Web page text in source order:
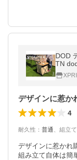
DOD
TN
4
耐久性 ： 普通、 組立
デザインに惹かれ
組み立て自体は簡